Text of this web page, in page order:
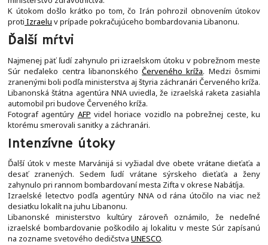
K útokom došlo krátko po tom, čo Irán pohrozil obnovením útokov
proti Izraelu v prípade pokračujúceho bombardovania Libanonu.
Ďalší mŕtvi
Najmenej päť ľudí zahynulo pri izraelskom útoku v pobrežnom meste
Súr neďaleko centra libanonskéhoČerveného kríža. Medzi ôsmimi
zranenými boli podľa ministerstva aj štyria záchranári Červeného kríža.
Libanonská štátna agentúra NNA uviedla, že izraelská raketa zasiahla
automobil pri budove Červeného kríža.
Fotograf agentúry AFP videl horiace vozidlo na pobrežnej ceste, ku
ktorému smerovali sanitky a záchranári.
Intenzívne útoky
Ďalší útok v meste Marvánijá si vyžiadal dve obete vrátane dieťaťa a
desať zranených. Sedem ľudí vrátane sýrskeho dieťaťa a ženy
zahynulo pri rannom bombardovaní mesta Zifta v okrese Nabátíja.
Izraelské letectvo podľa agentúry NNA od rána útočilo na viac než
desiatku lokalít na juhu Libanonu.
Libanonské ministerstvo kultúry zároveň oznámilo, že nedeľné
izraelské bombardovanie poškodilo aj lokalitu v meste Súr zapísanú
na zozname svetového dedičstva UNESCO.